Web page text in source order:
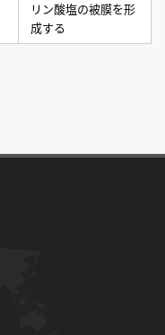
リン酸塩の被膜を形
成する